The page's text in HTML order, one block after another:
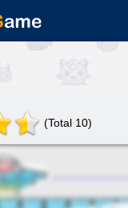
(Total 10)